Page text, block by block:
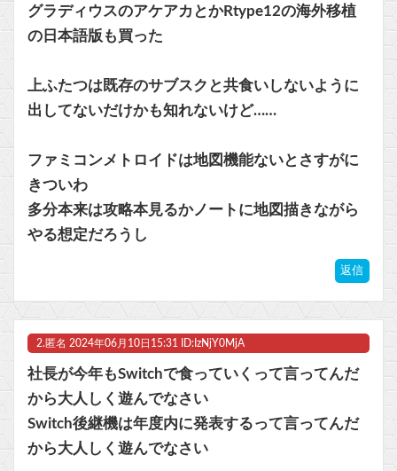
グラディウスのアケアカとかRtype12の海外移植
の日本語版も買った
上ふたつは既存のサブスクと共食いしないように
出してないだけかも知れないけど……
ファミコンメトロイドは地図機能ないとさすがに
きついわ
多分本来は攻略本見るかノートに地図描きながら
やる想定だろうし
返信
2. 匿名 2024年06月10日15:31 ID:IzNjY0MjA
社長が今年もSwitchで食っていくって言ってんだ
から大人しく遊んでなさい
Switch後継機は年度内に発表するって言ってんだ
から大人しく遊んでなさい